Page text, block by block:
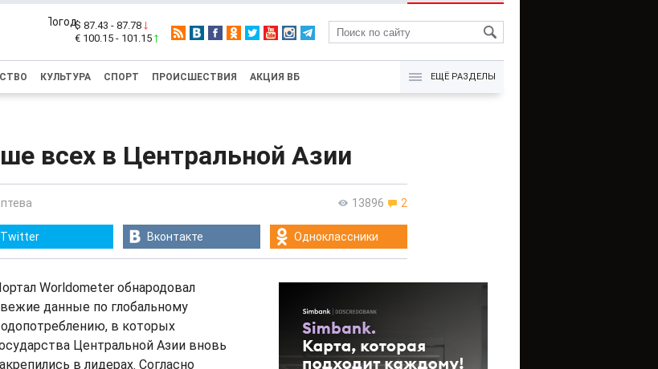
KG
$ 87.43 - 87.78
€ 100.15 - 101.15
КУЛЬТУРА СПОРТ ПРОИСШЕСТВИЯ АКЦИЯ ВБ ЕЩЁ РАЗДЕЛЫ
всех в Центральной Азии
13896 2
Twitter Вконтакте Одноклассники
Worldometer обнародовал
данные по глобальному
в которых
Центральной Азии вновь
в лидерах. Согласно